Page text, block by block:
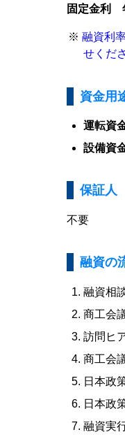
固定金利
融資利
せくだ
資金用
運転資
設備資
保証人
不要
融資の
融資相
商工会
訪問ヒ
商工会
日本政
日本政
融資実